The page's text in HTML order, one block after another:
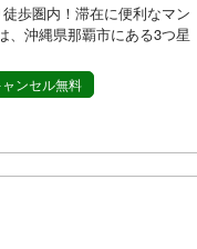
歩圏内！滞在に便利なマン
、沖縄県那覇市にある3つ星
ャンセル無料